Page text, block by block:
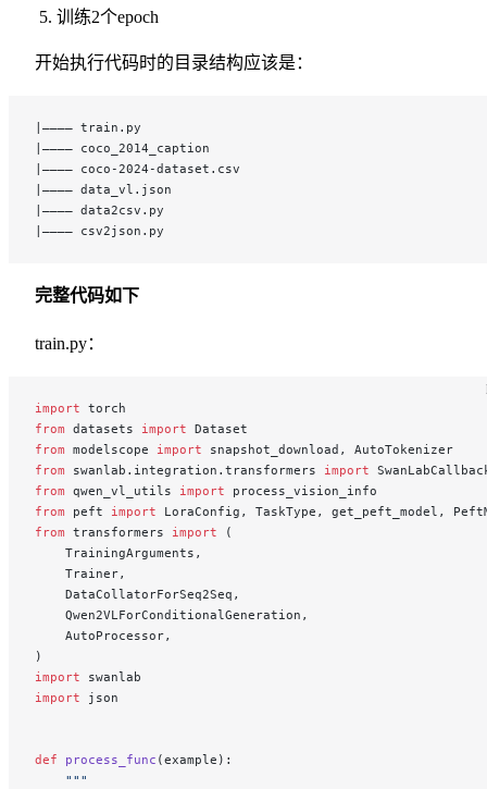
训练2个epoch
开始执行代码时的目录结构应该是：
|———— train.py
|———— coco_2014_caption
|———— coco-2024-dataset.csv
|———— data_vl.json
|———— data2csv.py
|———— csv2json.py
完整代码如下
train.py：
import torch
from datasets import Dataset
from modelscope import snapshot_download, AutoTokenizer
from swanlab.integration.transformers import
from qwen_vl_utils import process_vision_info
from peft import LoraConfig, TaskType, get_peft_model,
from transformers import (
    TrainingArguments,
    Trainer,
    DataCollatorForSeq2Seq,
    Qwen2VLForConditionalGeneration,
    AutoProcessor,
)
import swanlab
import json
def process_func (example):
    """